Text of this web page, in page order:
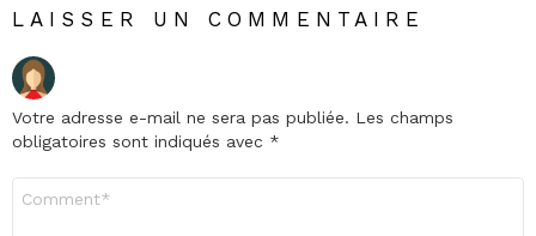
LAISSER UN COMMENTAIRE
Votre adresse e-mail ne sera pas publiée. Les champs
obligatoires sont indiqués avec *